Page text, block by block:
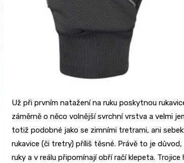
Už při prvním natažení na ruku poskytnou
záměrně o něco volnější svrchní vrstva a velmi
totiž podobné jako se zimními tretrami, ani
rukavice (či tretry) příliš těsné. Právě to je
ruky a v reálu připomínají obří račí klepeta.